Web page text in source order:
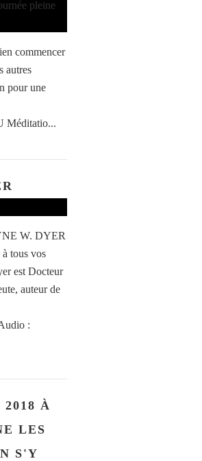
commencer
autres
pour une
Méditatio...
W. DYER
tous vos
est Docteur
auteur de
:
À
LES
S'Y